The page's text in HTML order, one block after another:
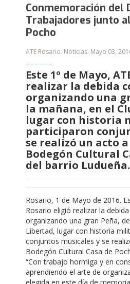
Conmemoración del
Trabajadores junto
Pocho
ATE Rosario. Noticias. Mayo 03,
Este 1º de Mayo,
realizar la debida
organizando una
la mañana, en el
lugar con historia
participaron
se realizó un acto
Bodegón Cultural
del barrio Ludueña.
Rosario, 1 de Mayo de 2016.
Rosario eligió realizar la
organizando una gran Peña,
Libertad, lugar con historia
conjuntos musicales y se
Bodegón Cultural Casa de
“Con trabajo hormiga y en
aprendiendo el arte de
elegida en este día de